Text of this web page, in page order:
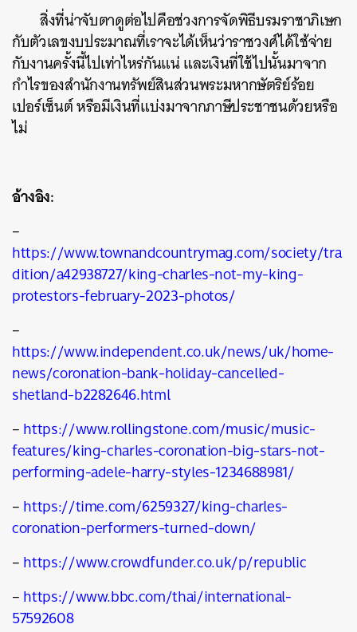
สิ่งที่น่าจับตาดูต่อไปคือช่วงการจัดพิธีบรมราชาภิเษก
กับตัวเลขงบประมาณที่เราจะได้เห็นว่าราชวงศ์ได้ใช้จ่าย
กับงานครั้งนี้ไปเท่าไหร่กันแน่ และเงินที่ใช้ไปนั้นมาจาก
กำไรของสำนักงานทรัพย์สินส่วนพระมหากษัตริย์ร้อย
เปอร์เซ็นต์ หรือมีเงินที่แบ่งมาจากภาษีประชาชนด้วยหรือ
ไม่
อ้างอิง:
–
https://www.townandcountrymag.com/society/tra
dition/a42938727/king-charles-not-my-king-
protestors-february-2023-photos/
–
https://www.independent.co.uk/news/uk/home-
news/coronation-bank-holiday-cancelled-
shetland-b2282646.html
–https://www.rollingstone.com/music/music-
features/king-charles-coronation-big-stars-not-
performing-adele-harry-styles-1234688981/
–https://time.com/6259327/king-charles-
coronation-performers-turned-down/
–https://www.crowdfunder.co.uk/p/republic
–https://www.bbc.com/thai/international-
57592608